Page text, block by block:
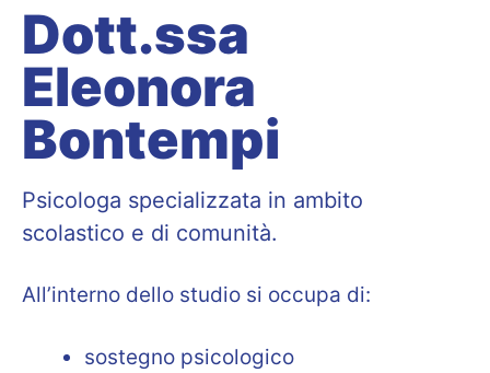
Dott.ssa
Eleonora
Bontempi
Psicologa specializzata in ambito
scolastico e di comunità.
All’interno dello studio si occupa di:
sostegno psicologico